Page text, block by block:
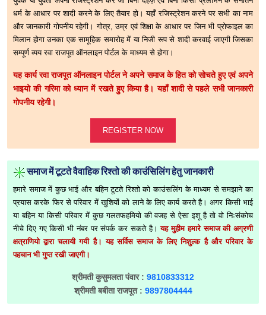
धर्म के आधार पर शादी करने के लिए तैयार हो। यहाँ रजिस्ट्रेशन करने पर सभी का नाम
और जानकारी गोपनीय रहेगी। गोत्र, उम्र एवं शिक्षा के आधार पर जिन भी प्रोफाइल का
मिलान होगा उनका एक सामूहिक समारोह में या निजी रूप से शादी करवाई जाएगी जिसका
सम्पूर्ण व्यय रवा राजपूत ऑनलाइन पोर्टल के माध्यम से होगा।
यह कार्य रवा राजपूत ऑनलाइन पोर्टल ने अपने समाज के हित को सोचते हुए एवं अपने
भाइयो की गरिमा को ध्यान में रखते हुए किया है। यहाँ शादी से पहले सभी जानकारी
गोपनीय रहेगी।
REGISTER NOW
समाज में टूटते वैवाहिक रिश्तो की काउंसिलिंग हेतु जानकारी
हमारे समाज में कुछ भाई और बहिन टूटते रिश्तो को काउंसलिंग के माध्यम से समझाने का
प्रयास करके फिर से परिवार में खुशियों को लाने के लिए कार्य करते है। अगर किसी भाई
या बहिन या किसी परिवार में कुछ गलतफहमियो की वजह से ऐसा इशू है तो वो निःसंकोच
नीचे दिए गए किसी भी नंबर पर संपर्क कर सकते है।यह मुहीम हमारे समाज की अग्रणी
क्षत्राणियो द्वारा चलायी गयी है। यह सर्विस समाज के लिए निशुल्क है और परिवार के
पहचान भी गुप्त रखी जाएगी।
श्रीमती कुसुमलता पंवार : 9810833312
श्रीमती बबीता राजपूत : 9897804444